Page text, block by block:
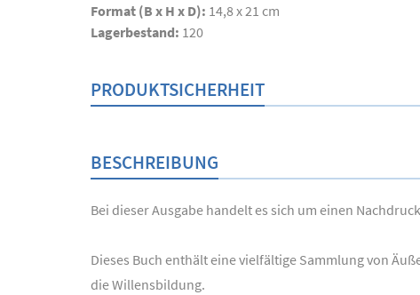
Format (B x H x D): 14,8 x 21 cm
Lagerbestand: 120
PRODUKTSICHERHEIT
BESCHREIBUNG
Bei dieser Ausgabe handelt es sich um einen
Dieses Buch enthält eine vielfältige Sammlung von
die Willensbildung.